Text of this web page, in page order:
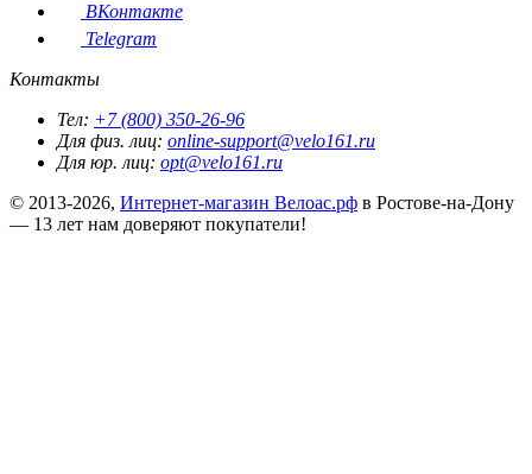
ВКонтакте
Telegram
Контакты
Тел: +7 (800) 350-26-96
Для физ. лиц: online-support@velo161.ru
Для юр. лиц: opt@velo161.ru
© 2013-2026, Интернет-магазин Велоас.рф в Ростове-на-Дону
— 13 лет нам доверяют покупатели!